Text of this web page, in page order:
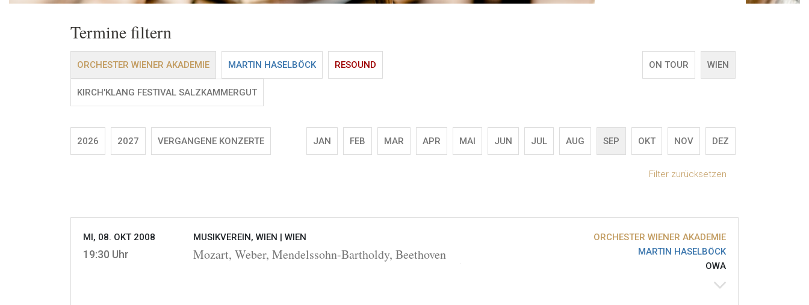
Termine filtern
ORCHESTER WIENER AKADEMIE MARTIN HASELBÖCK RESOUND
KIRCH'KLANG FESTIVAL SALZKAMMERGUT
ON TOUR WIEN
2026 2027 VERGANGENE KONZERTE JAN FEB MAR APR MAI JUN JUL AUG SEP OKT NOV DEZ
Filter zurücksetzen
MI, 08. OKT 2008
19:30 Uhr
MUSIKVEREIN, WIEN | WIEN
Mozart, Weber, Mendelssohn-Bartholdy, Beethoven
ORCHESTER WIENER AKADEMIE
MARTIN HASELBÖCK
OWA